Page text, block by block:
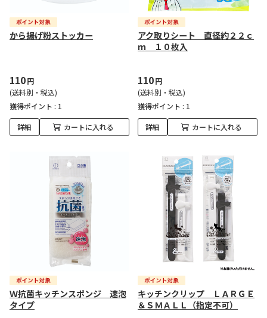
から揚げ粉ストッカー
110円
(送料別・税込)
獲得ポイント : 1
詳細 カートに入れる
アク取りシート 直径約２２ｃ
ｍ １０枚入
110円
(送料別・税込)
獲得ポイント : 1
詳細 カートに入れる
Ｗ抗菌キッチンスポンジ 速泡
タイプ
キッチンクリップ ＬＡＲＧＥ
＆ＳＭＡＬＬ（指定不可）